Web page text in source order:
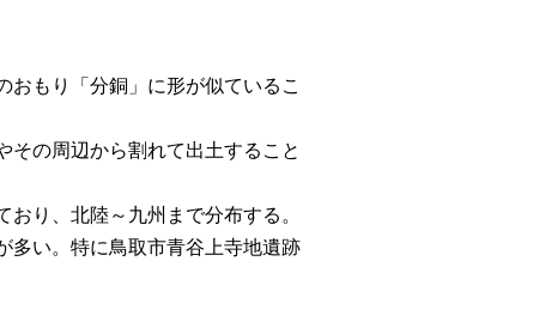
もり「分銅」に形が似ているこ
の周辺から割れて出土すること
り、北陸～九州まで分布する。
多い。特に鳥取市青谷上寺地遺跡